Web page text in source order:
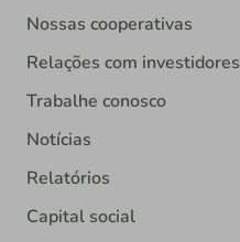
Nossas cooperativas
Relações com investidores
Trabalhe conosco
Notícias
Relatórios
Capital social